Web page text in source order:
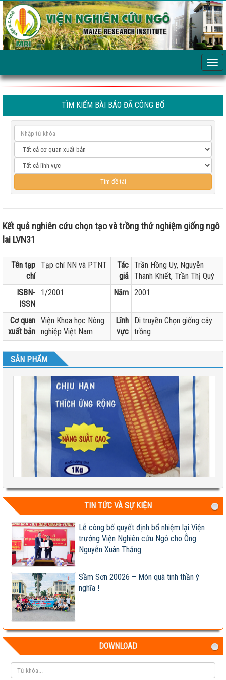
TÌM KIẾM BÀI BÁO ĐÃ CÔNG BỐ
Kết quả nghiên cứu chọn tạo và trồng thử nghiệm giống ngô
lai LVN31
Tên tạp
chí
Tạp chí NN và PTNT
Tác
giả
Trần Hồng Uy, Nguyễn
Thanh Khiết, Trần Thị Quý
ISBN-
ISSN
1/2001 Năm 2001
Cơ quan
xuất bản
Viện Khoa học Nông
nghiệp Việt Nam
Lĩnh
vực
Di truyền Chọn giống cây
trồng
SẢN PHẨM
Test 2
04-08-2026 06:17:14 PM
TIN TỨC VÀ SỰ KIỆN
Lễ công bố quyết định bổ nhiệm lại Viện
trưởng Viện Nghiên cứu Ngô cho Ông
Nguyễn Xuân Thắng
Sầm Sơn 20026 – Món quà tinh thần ý
nghĩa !
DOWNLOAD